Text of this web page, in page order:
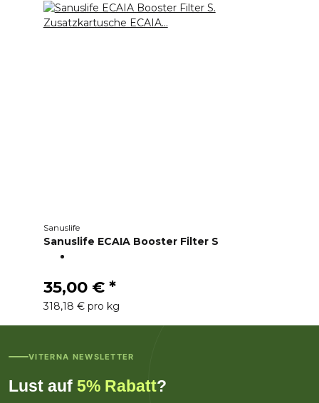
Sanuslife
Sanuslife ECAIA Booster Filter S
35,00 € *
318,18 € pro kg
VITERNA NEWSLETTER
Lust auf 5% Rabatt?